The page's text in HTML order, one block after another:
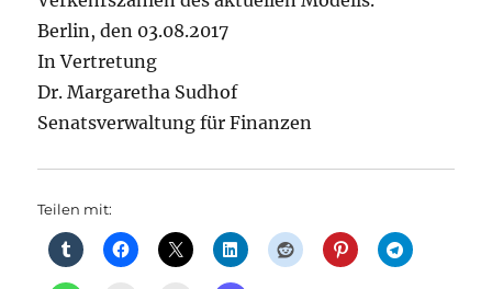
Berlin, den 03.08.2017
In Vertretung
Dr. Margaretha Sudhof
Senatsverwaltung für Finanzen
Teilen mit: